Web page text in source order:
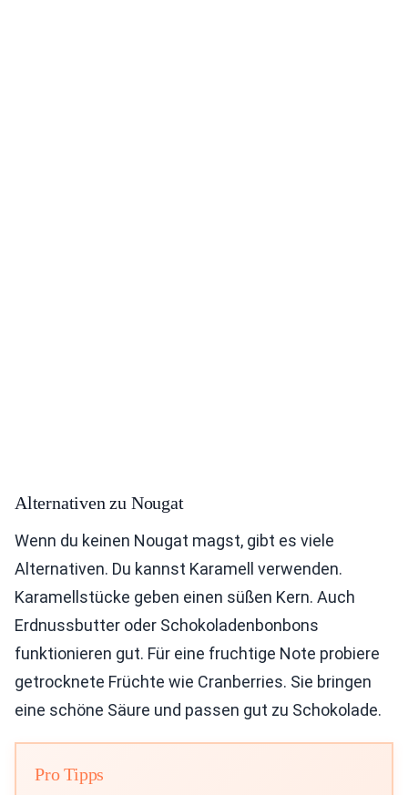
Alternativen zu Nougat
Wenn du keinen Nougat magst, gibt es viele
Alternativen. Du kannst Karamell verwenden.
Karamellstücke geben einen süßen Kern. Auch
Erdnussbutter oder Schokoladenbonbons
funktionieren gut. Für eine fruchtige Note probiere
getrocknete Früchte wie Cranberries. Sie bringen
eine schöne Säure und passen gut zu Schokolade.
Pro Tipps